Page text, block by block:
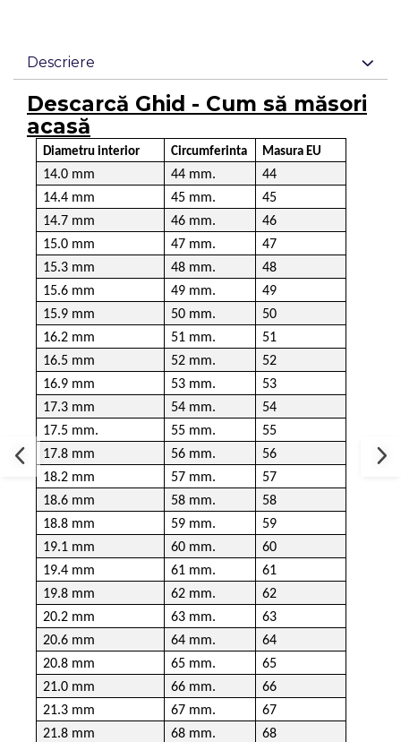
Descriere
Descarcă Ghid - Cum să măsori
acasă
Diametru interior Circumferinta Masura EU
14.0 mm 44 mm.
44
14.4 mm
45 mm.
45
14.7 mm
46 mm.
46
15.0 mm
47 mm.
47
15.3 mm
48 mm.
48
15.6 mm
49 mm.
49
15.9 mm
50 mm.
50
16.2 mm
51 mm.
51
16.5 mm
52 mm.
52
16.9 mm
53 mm.
53
17.3 mm
54 mm.
54
17.5 mm.
55 mm.
55
17.8 mm
56 mm.
56
18.2 mm
57 mm.
57
18.6 mm
58 mm.
58
18.8 mm
59 mm.
59
19.1 mm
60 mm.
60
19.4 mm
61 mm.
61
19.8 mm
62 mm.
62
20.2 mm
63 mm.
63
20.6 mm
64 mm.
64
20.8 mm
65 mm.
65
21.0 mm
66 mm.
66
21.3 mm
67 mm.
67
21.8 mm
68 mm.
68